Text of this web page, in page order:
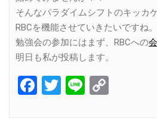
そんなパラダイムシフトのキッカ
RBCを機能させていきたいですね。
勉強会の参加にはまず、RBCへの
明日も私が投稿します。
Facebook
Twitter
Line